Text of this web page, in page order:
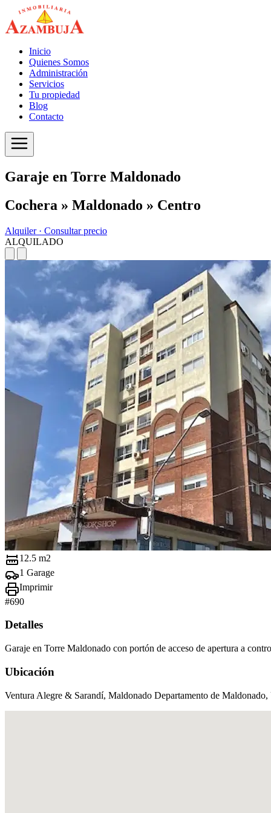
Inicio
Quienes Somos
Administración
Servicios
Tu propiedad
Blog
Contacto
Garaje en Torre Maldonado
Cochera » Maldonado » Centro
Alquiler · Consultar precio
ALQUILADO
12.5 m2
1 Garage
Imprimir
#690
Detalles
Garaje en Torre Maldonado con portón de acceso de apertura a
Ubicación
Ventura Alegre & Sarandí, Maldonado Departamento de